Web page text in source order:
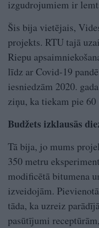
izgudrojumiem ir
Šis bija vietējais,
projekts. RTU tajā
Riepu
līdz ar Covid-19
iesniedzām 2020.
ziņu, ka tiekam pie
Budžets izklausās
Tā bija, jo mums
350 metru
modificētā bitumena
izveidojām.
tāda, ka uzreiz
pasūtījumi